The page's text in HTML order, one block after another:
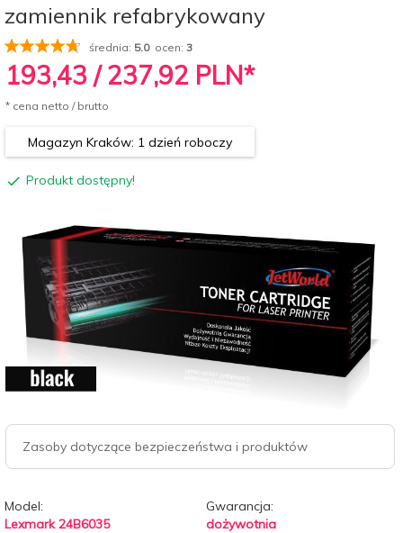
zamiennik refabrykowany
średnia: 5.0ocen: 3
193,43 / 237,92 PLN*
* cena netto / brutto
Magazyn Kraków: 1 dzień roboczy
Produkt dostępny!
Zasoby dotyczące bezpieczeństwa i produktów
Model:
Lexmark 24B6035
Gwarancja:
dożywotnia